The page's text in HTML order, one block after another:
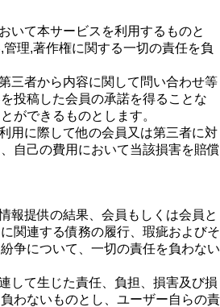
いて本サービスを利用するものと
理,著作権に関する一切の責任を負
三者から内容に関して問い合わせ等
投稿した会員の承諾を得ることな
ができるものとします。
用に際して他の会員又は第三者に対
自己の費用において当該損害を賠償
報提供の結果、会員もしくは会員と
関連する債務の履行、瑕疵およびそ
争について、一切の責任を負わない
して生じた責任、負担、損害及び損
わないものとし、ユーザー自らの責